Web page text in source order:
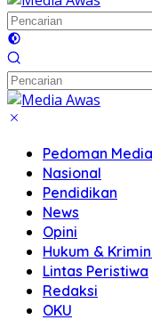
Pedoman
Nasional
Pendidikan
News
Opini
Hukum &
Lintas Peristiwa
Redaksi
OKU